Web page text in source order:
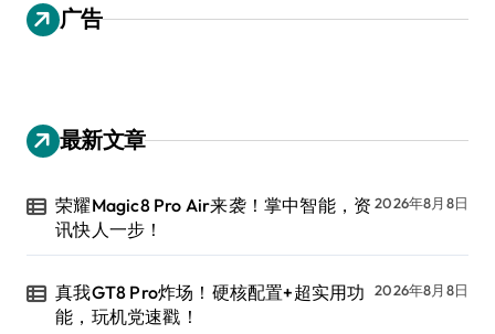
广告
最新文章
荣耀Magic8 Pro Air来袭！掌中智能，资
讯快人一步！
2026年8月8日
真我GT8 Pro炸场！硬核配置+超实用功
能，玩机党速戳！
2026年8月8日